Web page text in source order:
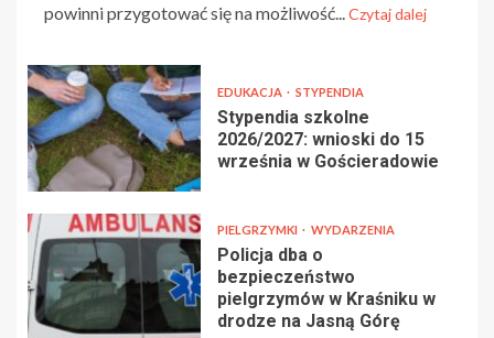
powinni przygotować się na możliwość... Czytaj dalej
EDUKACJA STYPENDIA
Stypendia szkolne
2026/2027: wnioski do 15
września w Gościeradowie
PIELGRZYMKI WYDARZENIA
Policja dba o
bezpieczeństwo
pielgrzymów w Kraśniku w
drodze na Jasną Górę